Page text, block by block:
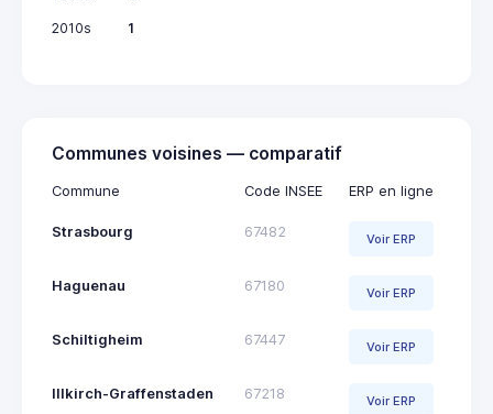
2010s
1
Communes voisines — comparatif
Commune Code INSEE ERP en ligne
Strasbourg 67482 Voir ERP
Haguenau 67180 Voir ERP
Schiltigheim 67447 Voir ERP
Illkirch-Graffenstaden 67218 Voir ERP